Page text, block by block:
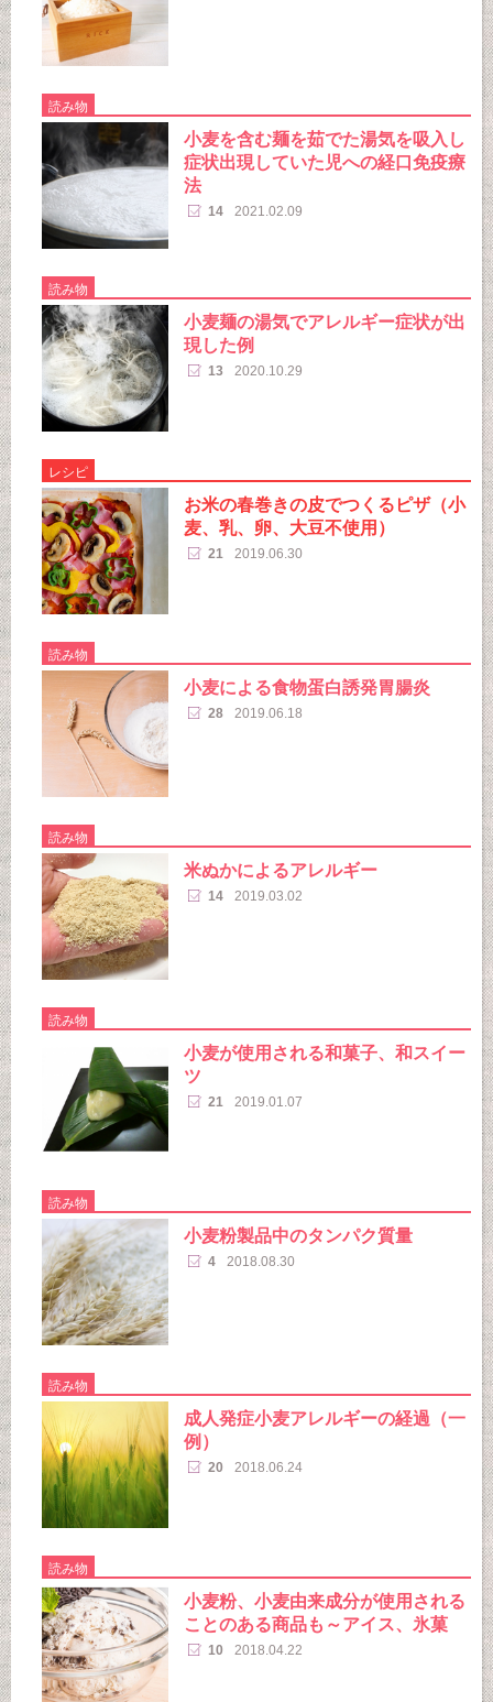
読み物
小麦を含む麺を茹でた湯気を吸入し
症状出現していた児への経口免疫療
法
14 2021.02.09
読み物
小麦麺の湯気でアレルギー症状が出
現した例
13 2020.10.29
レシピ
お米の春巻きの皮でつくるピザ（小
麦、乳、卵、大豆不使用）
21 2019.06.30
読み物
小麦による食物蛋白誘発胃腸炎
28 2019.06.18
読み物
米ぬかによるアレルギー
14 2019.03.02
読み物
小麦が使用される和菓子、和スイー
ツ
21 2019.01.07
読み物
小麦粉製品中のタンパク質量
4 2018.08.30
読み物
成人発症小麦アレルギーの経過（一
例）
20 2018.06.24
読み物
小麦粉、小麦由来成分が使用される
ことのある商品も～アイス、氷菓
10 2018.04.22